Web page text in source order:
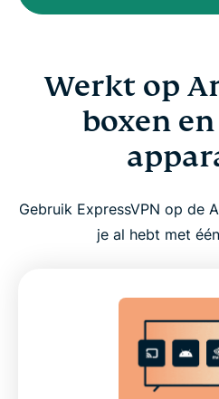
Werkt op
boxen
Gebruik ExpressVPN op de
je al hebt met